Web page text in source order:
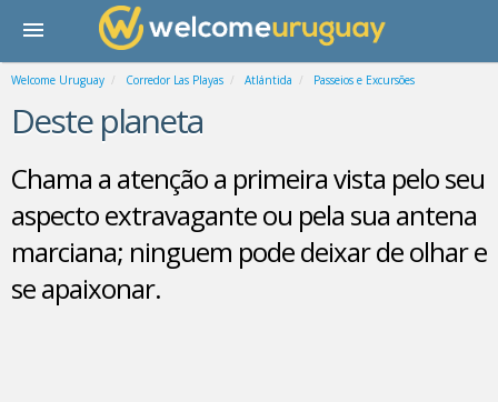
Welcome Uruguay Corredor Las Playas Atlántida Passeios e Excursões
Deste planeta
Chama a atenção a primeira vista pelo seu
aspecto extravagante ou pela sua antena
marciana; ninguem pode deixar de olhar e
se apaixonar.